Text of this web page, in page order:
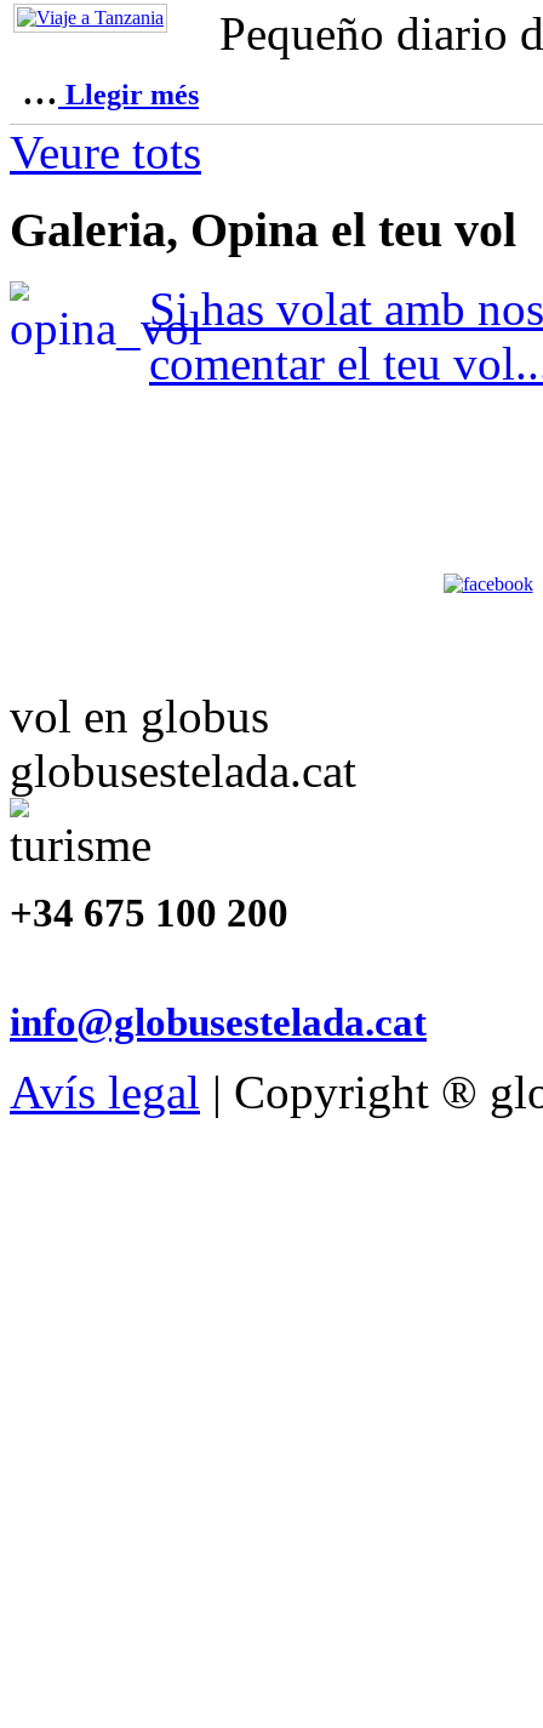
Pequeño diario
... Llegir més
Veure tots
Galeria, Opina el teu vol
Si has volat amb
comentar el teu
vol en globus
globusestelada.cat
+34 675 100 200
info@globusestelada.cat
Avís legal | Copyright ®